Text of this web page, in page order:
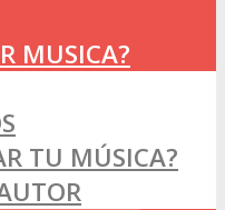
MUSICA?
TU MÚSICA?